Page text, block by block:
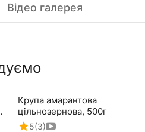
Відео галерея
Крупа амарантова
цільнозернова, 500г
5(3)